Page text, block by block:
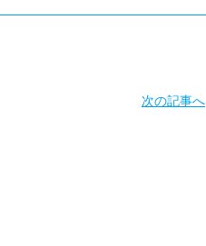
次の記事へ